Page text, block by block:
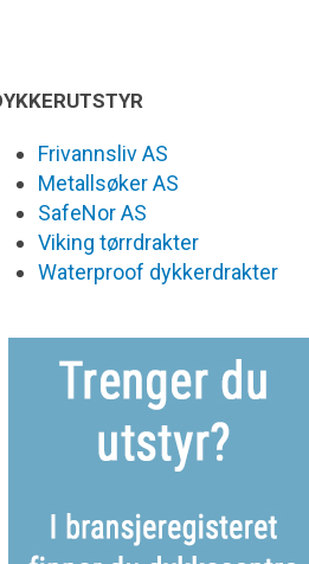
Frivannsliv AS
Metallsøker AS
SafeNor AS
Viking tørrdrakter
Waterproof dykkerdrakter